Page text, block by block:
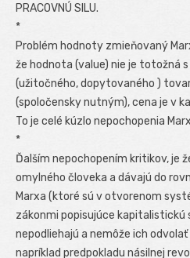
PRACOVNÚ SILU.
*
Problém hodnoty zmieňovaný
že hodnota (value) nie je totožná
(užitočného, dopytovaného )
(spoločensky nutným), cena je v
To je celé kúzlo nepochopenia
*
Ďalším nepochopením kritikov, je
omylného človeka a dávajú do
Marxa (ktoré sú v otvorenom
zákonmi popisujúce kapitalistickú
nepodliehajú a nemôže ich
napríklad predpokladu násilnej